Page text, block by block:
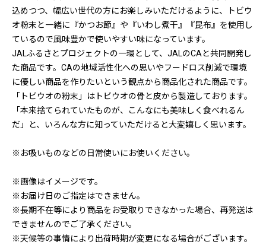
込めつつ、幅広い世代の方にお楽しみいただけるように、トビウ
オ粉末と一緒に『かつお節』や『いわし煮干』『昆布』を使用し
ているので風味豊かで使いやすい味になっています。
JALふるさとプロジェクトの一環として、JALのCAと共同開発し
た商品です。CAの地域活性化への思いやフードロス削減で環境
に優しい商品を作りたいという観点から商品化された商品です。
「トビウオの粉末」はトビウオの骨と皮から製造しております。
「本来捨てられていたものが、こんなにも美味しく食べれるん
だ」と、いろんな方に知っていただけると大変嬉しく思います。
※お吸いものなどの日常使いにお使いください。
※画像はイメージです。
※お届け日のご指定はできません。
※長期不在等により商品をお受取りできなかった場合、再発送は
できませんのでご了承ください。
※天候等の事情により出荷時期が変更になる場合がございます。